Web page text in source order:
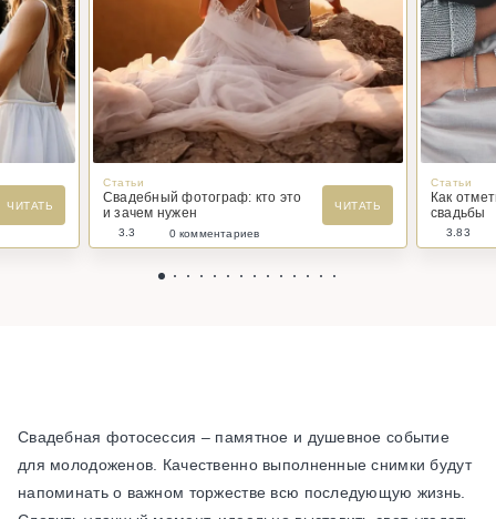
ЧИТАТЬ
Статьи
Свадебный фотограф: кто это
и зачем нужен
ЧИТАТЬ
3.3 0 комментариев
Статьи
Как
свадьбы
3.83
Свадебная фотосессия – памятное и душевное событие
для молодоженов. Качественно выполненные снимки будут
напоминать о важном торжестве всю последующую жизнь.